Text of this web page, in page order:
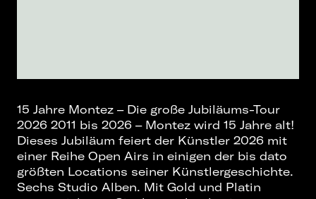
15 Jahre Montez – Die große Jubiläums-Tour
2026 2011 bis 2026 – Montez wird 15 Jahre alt!
Dieses Jubiläum feiert der Künstler 2026 mit
einer Reihe Open Airs in einigen der bis dato
größten Locations seiner Künstlergeschichte.
Sechs Studio Alben. Mit Gold und Platin